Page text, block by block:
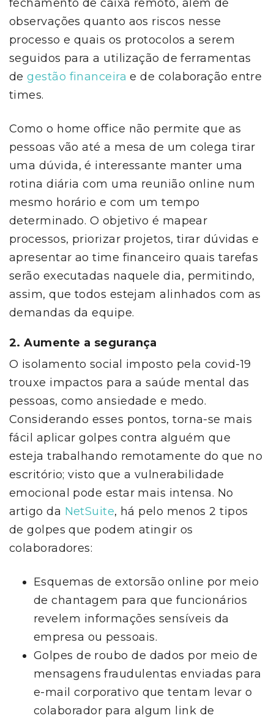
fechamento de caixa remoto, além de
observações quanto aos riscos nesse
processo e quais os protocolos a serem
seguidos para a utilização de ferramentas
degestão financeira e de colaboração entre
times.
Como o home office não permite que as
pessoas vão até a mesa de um colega tirar
uma dúvida, é interessante manter uma
rotina diária com uma reunião online num
mesmo horário e com um tempo
determinado. O objetivo é mapear
processos, priorizar projetos, tirar dúvidas e
apresentar ao time financeiro quais tarefas
serão executadas naquele dia, permitindo,
assim, que todos estejam alinhados com as
demandas da equipe.
2. Aumente a segurança
O isolamento social imposto pela covid-19
trouxe impactos para a saúde mental das
pessoas, como ansiedade e medo.
Considerando esses pontos, torna-se mais
fácil aplicar golpes contra alguém que
esteja trabalhando remotamente do que no
escritório; visto que a vulnerabilidade
emocional pode estar mais intensa. No
artigo da NetSuite, há pelo menos 2 tipos
de golpes que podem atingir os
colaboradores:
Esquemas de extorsão online por meio
de chantagem para que funcionários
revelem informações sensíveis da
empresa ou pessoais.
Golpes de roubo de dados por meio de
mensagens fraudulentas enviadas para
e-mail corporativo que tentam levar o
colaborador para algum link de